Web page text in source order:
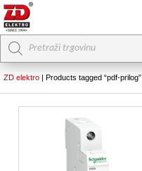
Products
search
ZD elektro | Products tagged “pdf-prilog”